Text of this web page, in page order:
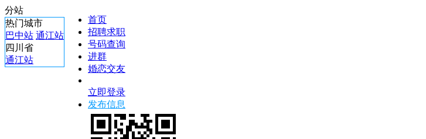
分站
热门城市
巴中站 通江站
四川省
通江站
首页
招聘求职
号码查询
进群
婚恋交友
立即登录
发布信息